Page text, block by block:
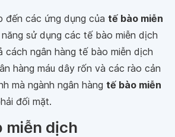
đến các ứng dụng của tế bào miễn
sử dụng các tế bào miễn dịch
cách ngân hàng tế bào miễn dịch
hàng máu dây rốn và các rào cản
mà ngành ngân hàng tế bào miễn
đối mặt.
miễn dịch